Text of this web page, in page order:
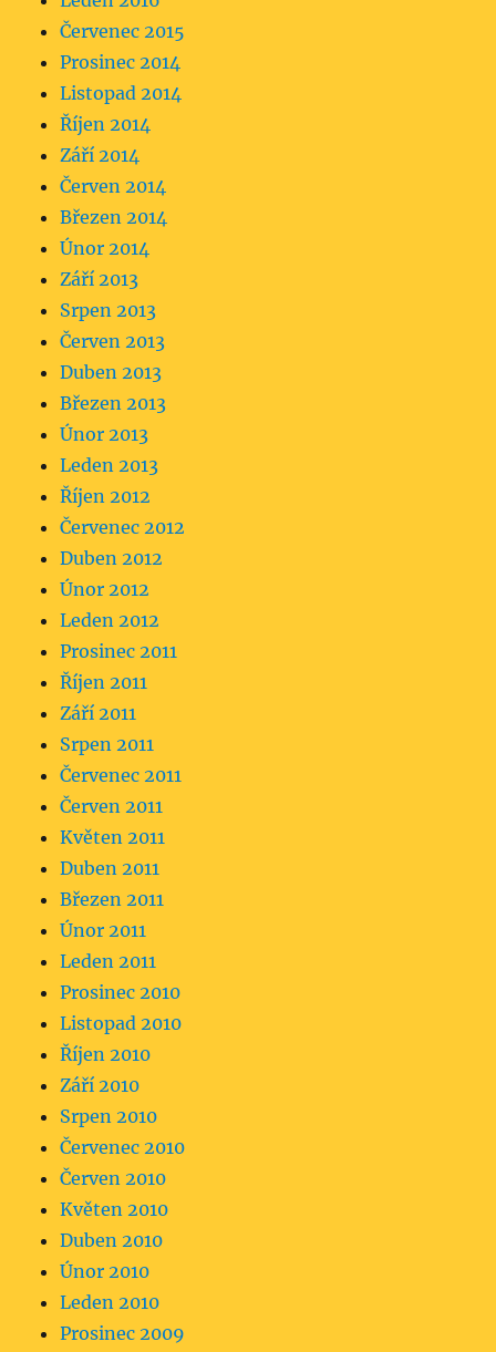
Červenec 2015
Prosinec 2014
Listopad 2014
Říjen 2014
Září 2014
Červen 2014
Březen 2014
Únor 2014
Září 2013
Srpen 2013
Červen 2013
Duben 2013
Březen 2013
Únor 2013
Leden 2013
Říjen 2012
Červenec 2012
Duben 2012
Únor 2012
Leden 2012
Prosinec 2011
Říjen 2011
Září 2011
Srpen 2011
Červenec 2011
Červen 2011
Květen 2011
Duben 2011
Březen 2011
Únor 2011
Leden 2011
Prosinec 2010
Listopad 2010
Říjen 2010
Září 2010
Srpen 2010
Červenec 2010
Červen 2010
Květen 2010
Duben 2010
Únor 2010
Leden 2010
Prosinec 2009